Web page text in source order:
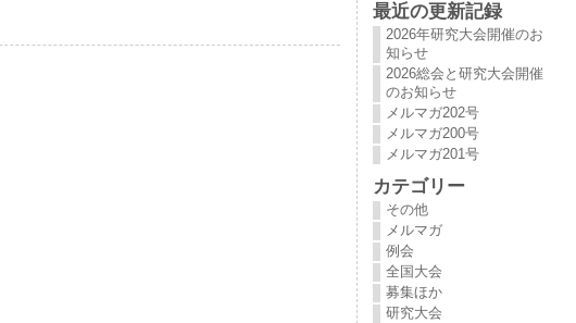
最近の更新記録
2026年研究大会開催のお
知らせ
2026総会と研究大会開催
のお知らせ
メルマガ202号
メルマガ200号
メルマガ201号
カテゴリー
その他
メルマガ
例会
全国大会
募集ほか
研究大会